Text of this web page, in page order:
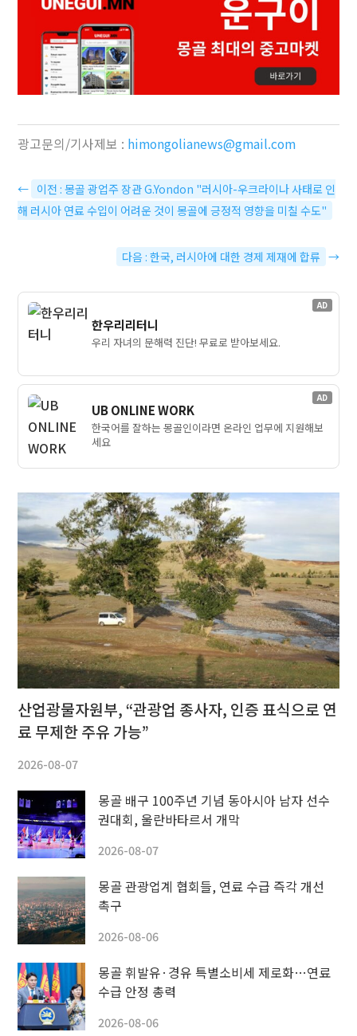
광고문의/기사제보 : himongolianews@gmail.com
← 이전 : 몽골 광업주 장관 G.Yondon "러시아-우크라이나 사태로 인
해 러시아 연료 수입이 어려운 것이 몽골에 긍정적 영향을 미칠 수도"
다음 : 한국, 러시아에 대한 경제 제재에 합류 →
AD
한우리리터니
우리 자녀의 문해력 진단! 무료로 받아보세요.
AD
UB ONLINE WORK
한국어를 잘하는 몽골인이라면 온라인 업무에 지원해보
세요
산업광물자원부, “관광업 종사자, 인증 표식으로 연
료 무제한 주유 가능”
2026-08-07
몽골 배구 100주년 기념 동아시아 남자 선수
권대회, 울란바타르서 개막
2026-08-07
몽골 관광업계 협회들, 연료 수급 즉각 개선
촉구
2026-08-06
몽골 휘발유·경유 특별소비세 제로화…연료
수급 안정 총력
2026-08-06